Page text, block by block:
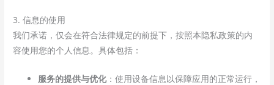
3. 信息的使用
我们承诺，仅会在符合法律规定的前提下，按照本隐私政策的内
容使用您的个人信息。具体包括：
服务的提供与优化：使用设备信息以保障应用的正常运行，